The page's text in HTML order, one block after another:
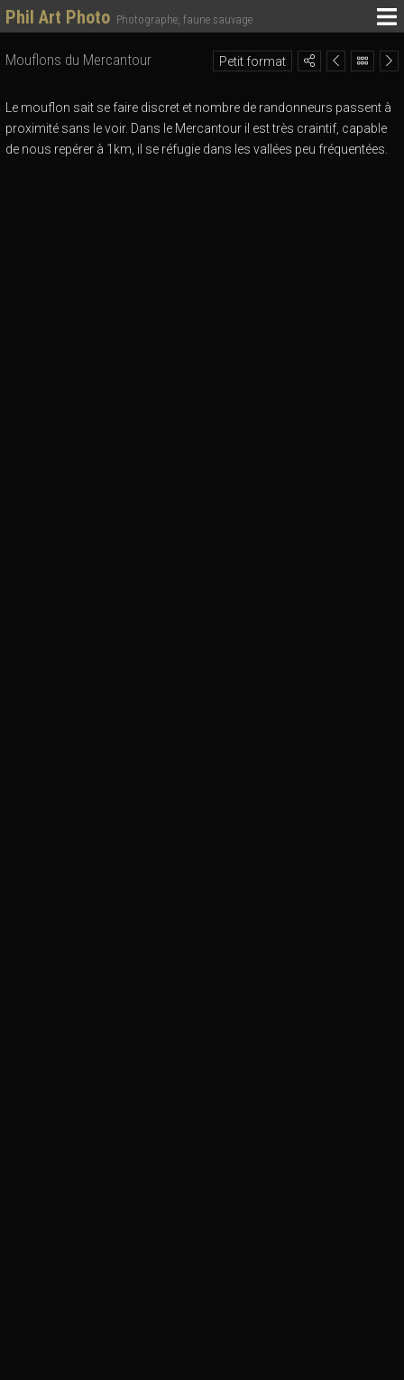
Phil Art Photo Photographe, faune sauvage
Petit format
Mouflons du Mercantour
Le mouflon sait se faire discret et nombre de randonneurs passent à
proximité sans le voir. Dans le Mercantour il est très craintif, capable
de nous repérer à 1km, il se réfugie dans les vallées peu fréquentées.